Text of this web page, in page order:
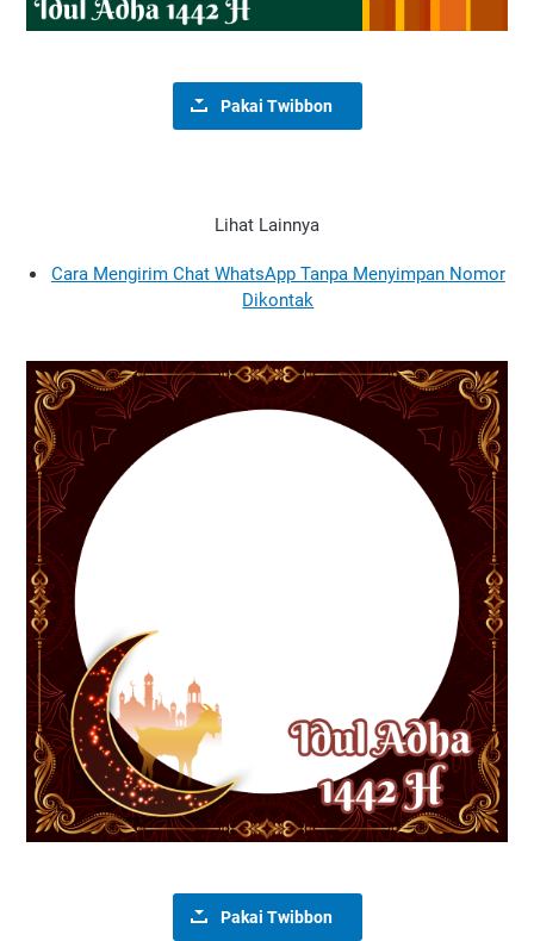
Pakai Twibbon
Lihat Lainnya
Cara Mengirim Chat WhatsApp Tanpa Menyimpan Nomor
Dikontak
Pakai Twibbon